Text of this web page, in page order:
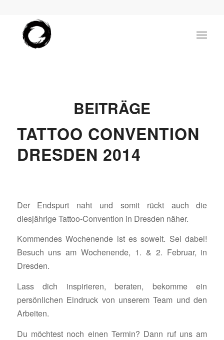
BEITRÄGE
TATTOO CONVENTION
DRESDEN 2014
Der Endspurt naht und somit rückt auch die
diesjährige Tattoo-Convention in Dresden näher.
Kommendes Wochenende ist es soweit. Sei dabei!
Besuch uns am Wochenende, 1. & 2. Februar, in
Dresden.
Lass dich inspirieren, beraten, bekomme ein
persönlichen Eindruck von unserem Team und den
Arbeiten.
Du möchtest noch einen Termin? Dann ruf uns am